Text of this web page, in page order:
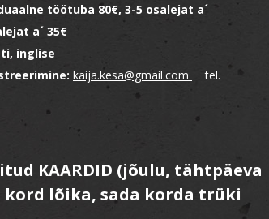
töötuba 80€, 3-5 osalejat a´
a´ 35€
inglise
kaija.kesa@gmail.com
tel.
KAARDID (jõulu, tähtpäeva
kord lõika, sada korda trüki